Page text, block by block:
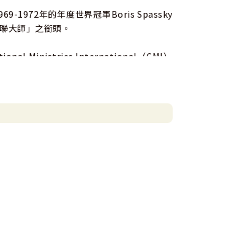
1972年的年度世界冠軍Boris Spassky
大師」之銜頭。
Ministries International（CMI）
，及後改名為Answer in Genesis。他
年全職投入CMI事工以來，已不再行
受到學術界及普羅大眾的歡迎，經常到處
（走過深幽）和《Answer to the 4 Big
Past and Present》（深海巨龍：海
是近期最受歡迎關於創造論的書目，並
and Culture》（人類大家庭：聖經、科